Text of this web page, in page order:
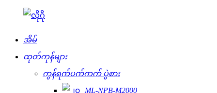
အိမ်
ထုတ်ကုန်များ
ကွန်ရက်ပက်ကက် ပွဲစား
ML-NPB-M2000